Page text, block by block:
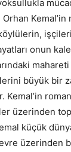
yoksullukla
Kemal’in
onun
büyük bir
üzerinden
küçük
üzerinden